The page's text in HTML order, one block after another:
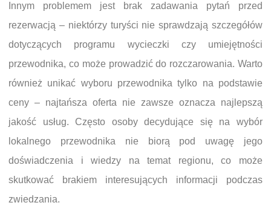
Innym problemem jest brak zadawania pytań przed
rezerwacją – niektórzy turyści nie sprawdzają szczegółów
dotyczących programu wycieczki czy umiejętności
przewodnika, co może prowadzić do rozczarowania. Warto
również unikać wyboru przewodnika tylko na podstawie
ceny – najtańsza oferta nie zawsze oznacza najlepszą
jakość usług. Często osoby decydujące się na wybór
lokalnego przewodnika nie biorą pod uwagę jego
doświadczenia i wiedzy na temat regionu, co może
skutkować brakiem interesujących informacji podczas
zwiedzania.